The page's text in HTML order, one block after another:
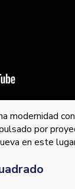
modernidad
por
en este